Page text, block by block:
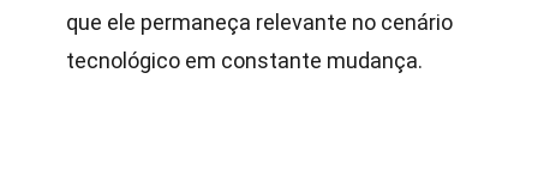
que ele permaneça relevante no cenário
tecnológico em constante mudança.